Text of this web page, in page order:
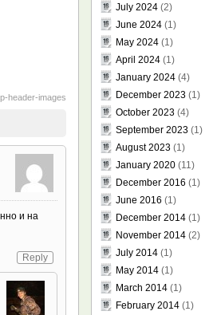
header-images
и на
Reply
July 2024 (2)
June 2024 (1)
May 2024 (1)
April 2024 (1)
January 2024 (4)
December 2023 (1)
October 2023 (4)
September 2023 (1)
August 2023 (1)
January 2020 (11)
December 2016 (1)
June 2016 (1)
December 2014 (1)
November 2014 (2)
July 2014 (1)
May 2014 (1)
March 2014 (1)
February 2014 (1)